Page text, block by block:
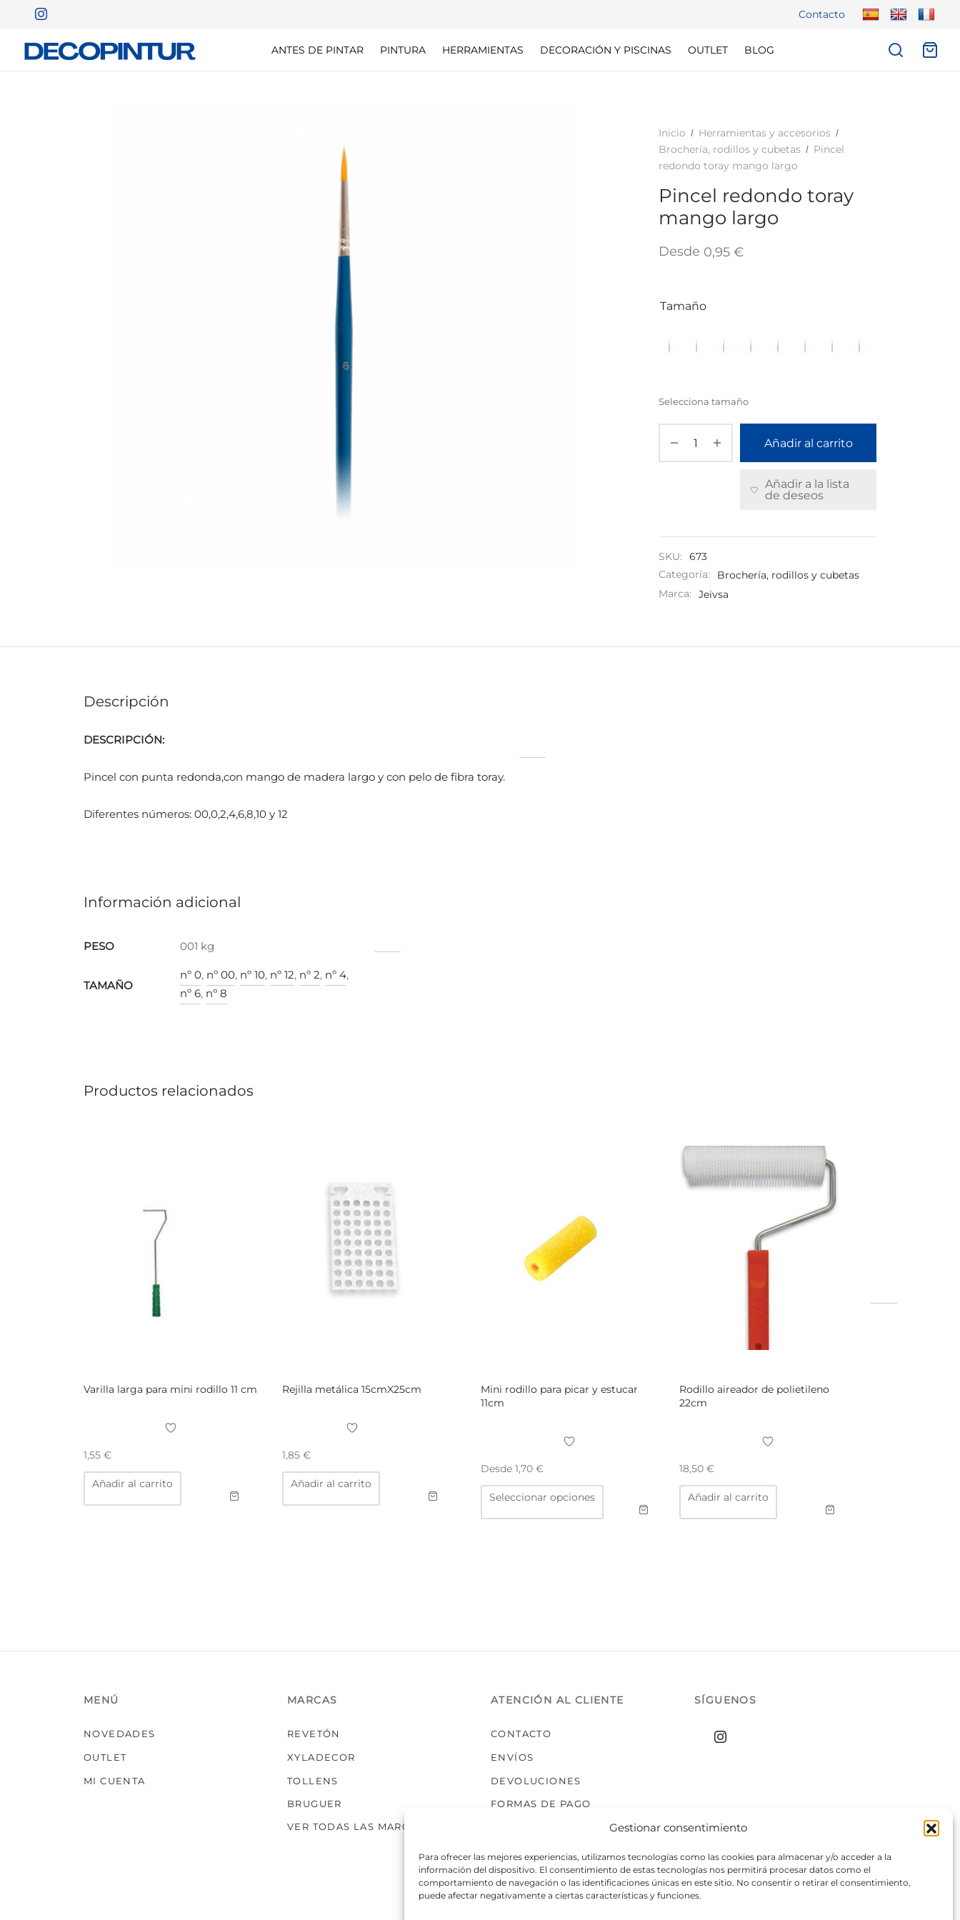
Gestionar consentimiento
Para ofrecer las mejores experiencias, utilizamos tecnologías como las cookies para almacenar y/o acceder a la
información del dispositivo. El consentimiento de estas tecnologías nos permitirá procesar datos como el
comportamiento de navegación o las identificaciones únicas en este sitio. No consentir o retirar el consentimiento,
puede afectar negativamente a ciertas características y funciones.
Contacto
ANTES DE PINTAR PINTURA HERRAMIENTAS DECORACIÓN Y PISCINAS OUTLET BLOG
Inicio / Herramientas y accesorios /
Brochería, rodillos y cubetas / Pincel
redondo toray mango largo
Pincel redondo toray
mango largo
Desde 0,95 €
Tamaño
Selecciona tamaño
Añadir al carrito
Añadir a la lista
de deseos
SKU:
673
Categoría:
Brochería, rodillos y cubetas
Marca:
Jeivsa
Descripción
DESCRIPCIÓN:
Pincel con punta redonda,con mango de madera largo y con pelo de fibra toray.
Diferentes números: 00,0,2,4,6,8,10 y 12
Información adicional
PESO 001 kg
TAMAÑO
nº 0, nº 00, nº 10, nº 12, nº 2, nº 4,
nº 6, nº 8
Productos relacionados
Varilla larga para mini rodillo 11 cm
1,55 €
Añadir al carrito
Rejilla metálica 15cmX25cm
1,85 €
Añadir al carrito
Mini rodillo para picar y estucar
11cm
Desde 1,70 €
Seleccionar opciones
Este
múltiples
Rodillo aireador de polietileno
22cm
18,50 €
Añadir al carrito
MENÚ
NOVEDADES
OUTLET
MI CUENTA
MARCAS
REVETÓN
XYLADECOR
TOLLENS
BRUGUER
VER TODAS LAS MARCAS
ATENCIÓN AL CLIENTE
CONTACTO
ENVÍOS
DEVOLUCIONES
FORMAS DE PAGO
SÍGUENOS